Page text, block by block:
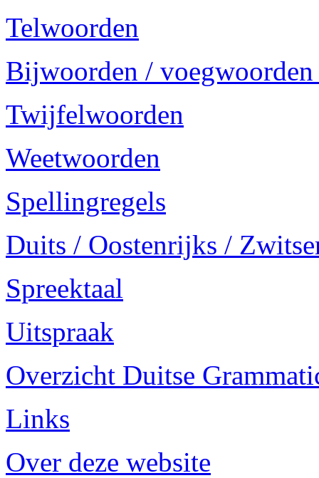
Telwoorden
Bijwoorden /
Twijfelwoorden
Weetwoorden
Spellingregels
Duits / Oostenrijks /
Spreektaal
Uitspraak
Overzicht Duitse
Links
Over deze website